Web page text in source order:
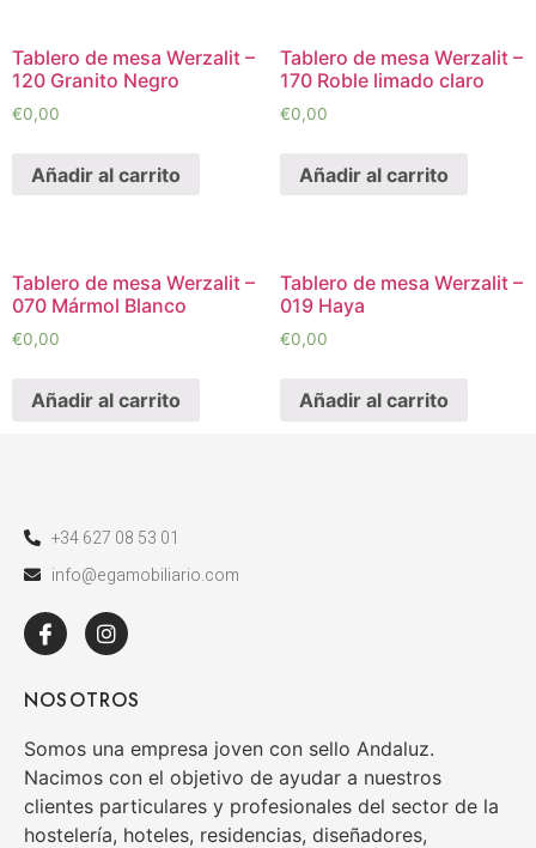
Tablero de mesa Werzalit –
120 Granito Negro
€0,00
Añadir al carrito
Tablero de mesa Werzalit –
170 Roble limado claro
€0,00
Añadir al carrito
Tablero de mesa Werzalit –
070 Mármol Blanco
€0,00
Añadir al carrito
Tablero de mesa Werzalit –
019 Haya
€0,00
Añadir al carrito
+34 627 08 53 01
info@egamobiliario.com
NOSOTROS
Somos una empresa joven con sello Andaluz.
Nacimos con el objetivo de ayudar a nuestros
clientes particulares y profesionales del sector de la
hostelería, hoteles, residencias, diseñadores,